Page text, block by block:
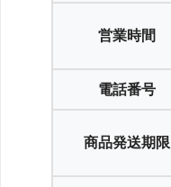
営業時間
電話番号
商品発送期限